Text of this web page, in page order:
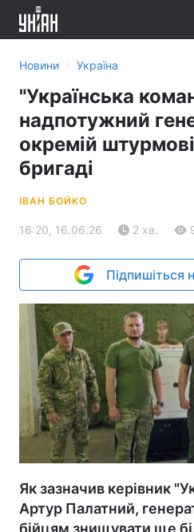
Новини › Україна
"Українська
надпотужний
окремій
бригаді
ІВАН БОЙКО
16:20, 16.06.26 2 хв.
Підпишіться
Як зазначив керівник
Артур Палатний,
бійцям знищувати ще